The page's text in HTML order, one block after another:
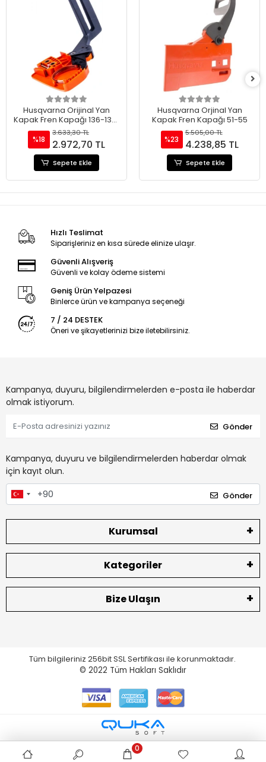
Husqvarna Orijinal Yan
Kapak Fren Kapağı 136-137-
141-142
%18
3.633,30 TL
2.972,70 TL
Sepete Ekle
Husqvarna Orjinal Yan
Kapak Fren Kapağı 51-55
%23
5.505,00 TL
4.238,85 TL
Sepete Ekle
Hızlı Teslimat
Siparişleriniz en kısa sürede elinize ulaşır.
Güvenli Alışveriş
Güvenli ve kolay ödeme sistemi
Geniş Ürün Yelpazesi
Binlerce ürün ve kampanya seçeneği
7 / 24 DESTEK
Öneri ve şikayetlerinizi bize iletebilirsiniz.
Kampanya, duyuru, bilgilendirmelerden e-posta ile haberdar
olmak istiyorum.
Gönder
Kampanya, duyuru ve bilgilendirmelerden haberdar olmak
için kayıt olun.
Gönder
Kurumsal
Kategoriler
Bize Ulaşın
Tüm bilgileriniz 256bit SSL Sertifikası ile korunmaktadır.
© 2022 Tüm Hakları Saklıdır
0